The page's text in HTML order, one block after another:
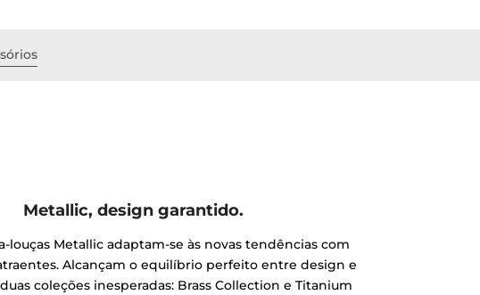
Metallic, design garantido.
louças Metallic adaptam-se às novas tendências com
Alcançam o equilíbrio perfeito entre design e
coleções inesperadas: Brass Collection e Titanium